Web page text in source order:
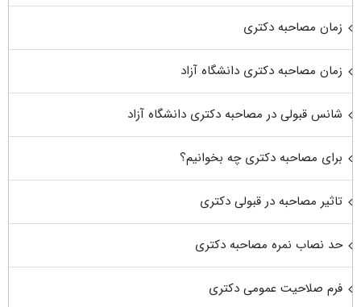
زمان مصاحبه دکتری
زمان مصاحبه دکتری دانشگاه آزاد
شانس قبولی در مصاحبه دکتری دانشگاه آزاد
برای مصاحبه دکتری چه بخوانیم؟
تاثیر مصاحبه در قبولی دکتری
حد نصاب نمره مصاحبه دکتری
فرم صلاحیت عمومی دکتری